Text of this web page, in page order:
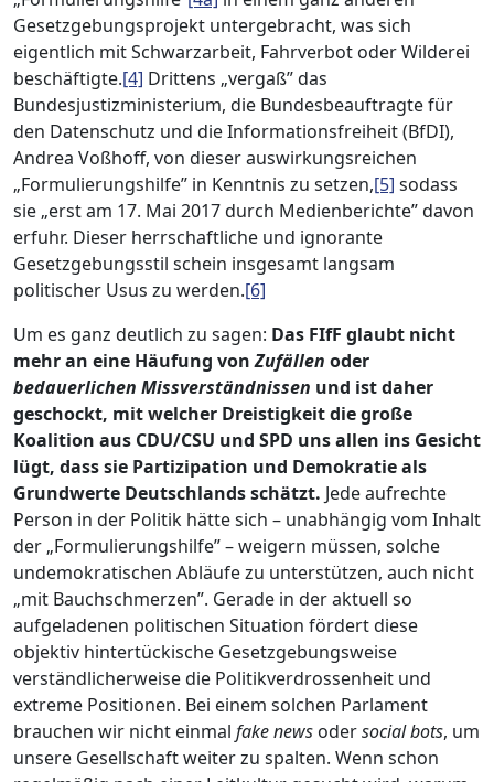
Gesetzgebungsprojekt untergebracht, was sich
eigentlich mit Schwarzarbeit, Fahrverbot oder Wilderei
beschäftigte.[4] Drittens „vergaß” das
Bundesjustizministerium, die Bundesbeauftragte für
den Datenschutz und die Informationsfreiheit (BfDI),
Andrea Voßhoff, von dieser auswirkungsreichen
„Formulierungshilfe” in Kenntnis zu setzen,[5] sodass
sie „erst am 17. Mai 2017 durch Medienberichte” davon
erfuhr. Dieser herrschaftliche und ignorante
Gesetzgebungsstil schein insgesamt langsam
politischer Usus zu werden.[6]
Um es ganz deutlich zu sagen: Das FIfF glaubt nicht
mehr an eine Häufung vonZufällen oder
bedauerlichen Missverständnissen und ist daher
geschockt, mit welcher Dreistigkeit die große
Koalition aus CDU/CSU und SPD uns allen ins Gesicht
lügt, dass sie Partizipation und Demokratie als
Grundwerte Deutschlands schätzt. Jede aufrechte
Person in der Politik hätte sich – unabhängig vom Inhalt
der „Formulierungshilfe” – weigern müssen, solche
undemokratischen Abläufe zu unterstützen, auch nicht
„mit Bauchschmerzen”. Gerade in der aktuell so
aufgeladenen politischen Situation fördert diese
objektiv hintertückische Gesetzgebungsweise
verständlicherweise die Politikverdrossenheit und
extreme Positionen. Bei einem solchen Parlament
brauchen wir nicht einmal fake news odersocial bots, um
unsere Gesellschaft weiter zu spalten. Wenn schon